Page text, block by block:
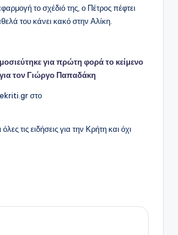
το σχέδιό της, ο Πέτρος πέφτει
του κάνει κακό στην Αλίκη.
για πρώτη φορά το κείμενο
τον Γιώργο Παπαδάκη
στο
τις ειδήσεις για την Κρήτη και όχι